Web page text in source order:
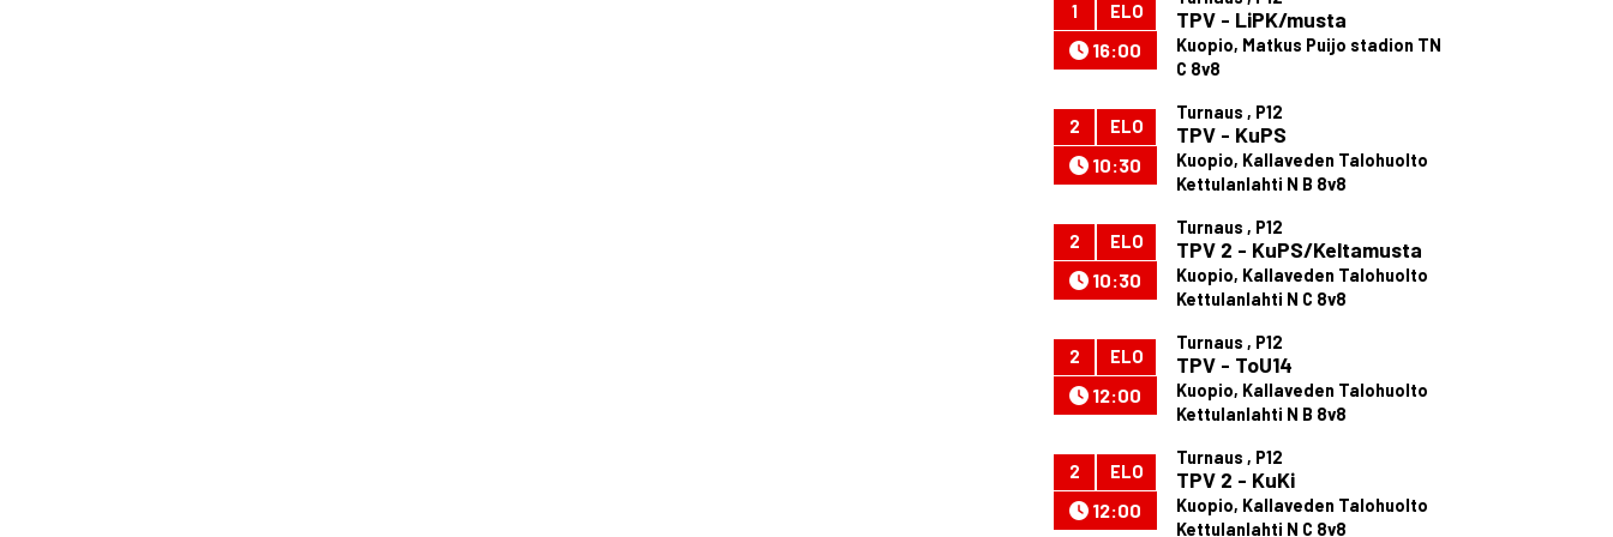
1 ELO
16:00
TPV - LiPK/musta
Kuopio, Matkus Puijo stadion TN
C 8v8
2 ELO
10:30
Turnaus , P12
TPV - KuPS
Kuopio, Kallaveden Talohuolto
Kettulanlahti N B 8v8
2 ELO
10:30
Turnaus , P12
TPV 2 - KuPS/Keltamusta
Kuopio, Kallaveden Talohuolto
Kettulanlahti N C 8v8
2 ELO
12:00
Turnaus , P12
TPV - ToU14
Kuopio, Kallaveden Talohuolto
Kettulanlahti N B 8v8
2 ELO
12:00
Turnaus , P12
TPV 2 - KuKi
Kuopio, Kallaveden Talohuolto
Kettulanlahti N C 8v8